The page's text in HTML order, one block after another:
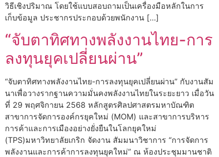
วิธีเชิงปริมาณ โดยใช้แบบสอบถามเป็นเครื่องมือหลักในการ
เก็บข้อมูล ประชากรประกอบด้วยพนักงาน […]
“จับตาทิศทางพลังงานไทย-การ
ลงทุนยุคเปลี่ยนผ่าน”
“จับตาทิศทางพลังงานไทย-การลงทุนยุคเปลี่ยนผ่าน” กับงานสัม
นาเพื่อวางรากฐานความมั่นคงพลังงานไทยในระยะยาว เมื่อวัน
ที่ 29 พฤศจิกายน 2568 หลักสูตรศิลปศาสตรมหาบัณฑิต
สาขาการจัดการองค์กรยุคใหม่ (MOM) และสาขาการบริหาร
การค้าและการเมืองอย่างยั่งยืนในโลกยุคใหม่
(TPS)มหาวิทยาลัยเกริก จัดงาน สัมมนาวิชาการ “การจัดการ
พลังงานและการค้าการลงทุนยุคใหม่” ณ ห้องประชุมมานชาติ